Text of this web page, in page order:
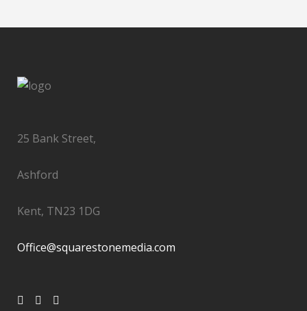
25 Bank Street,
Ashford
Kent, TN23 1DG
Office@squarestonemedia.com